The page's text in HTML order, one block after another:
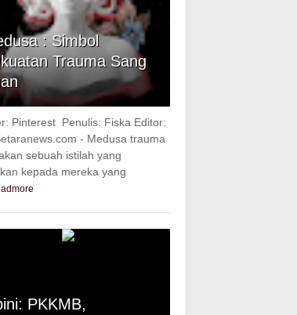
: Simbol
Trauma Sang
Pinterest Penulis: Fiska Editor:
- Medusa trauma
sebuah istilah yang
kepada mereka yang
PKKMB,